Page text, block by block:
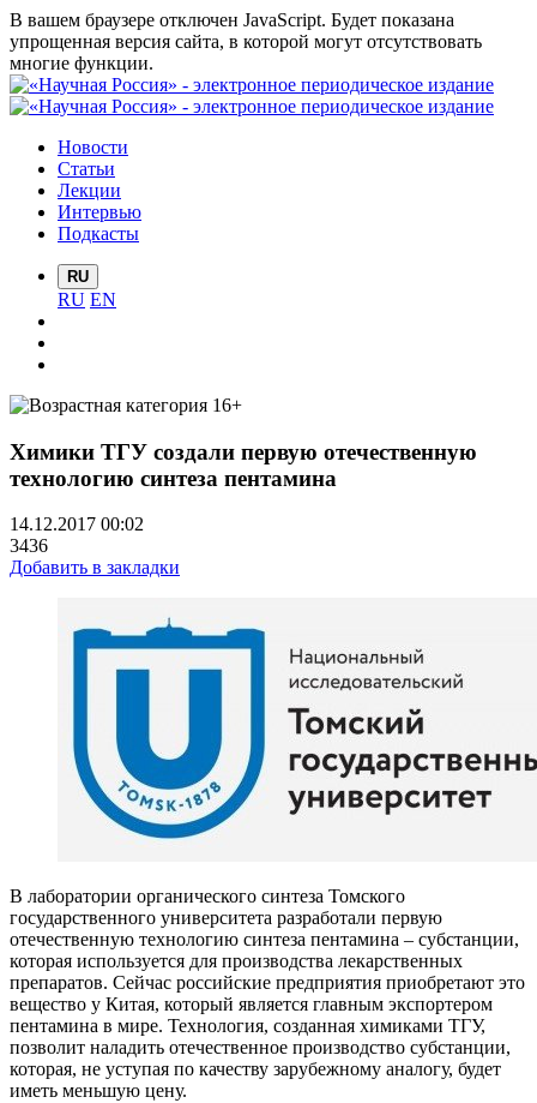
В вашем браузере отключен JavaScript. Будет показана
упрощенная версия сайта, в которой могут отсутствовать
многие функции.
Новости
Статьи
Лекции
Интервью
Подкасты
RU
RU EN
Химики ТГУ создали первую отечественную
технологию синтеза пентамина
14.12.2017 00:02
3436
Добавить в закладки
В лаборатории органического синтеза Томского
государственного университета разработали первую
отечественную технологию синтеза пентамина – субстанции,
которая используется для производства лекарственных
препаратов. Сейчас российские предприятия приобретают это
вещество у Китая, который является главным экспортером
пентамина в мире. Технология, созданная химиками ТГУ,
позволит наладить отечественное производство субстанции,
которая, не уступая по качеству зарубежному аналогу, будет
иметь меньшую цену.